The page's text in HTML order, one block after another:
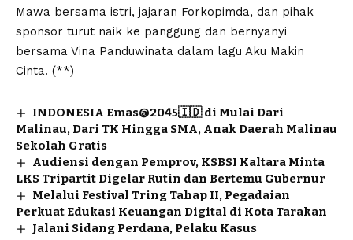
Mawa bersama istri, jajaran Forkopimda, dan pihak
sponsor turut naik ke panggung dan bernyanyi
bersama Vina Panduwinata dalam lagu Aku Makin
Cinta. (**)
INDONESIA Emas@2045🇮🇩 di Mulai Dari
Malinau, Dari TK Hingga SMA, Anak Daerah Malinau
Sekolah Gratis
Audiensi dengan Pemprov, KSBSI Kaltara Minta
LKS Tripartit Digelar Rutin dan Bertemu Gubernur
Melalui Festival Tring Tahap II, Pegadaian
Perkuat Edukasi Keuangan Digital di Kota Tarakan
Jalani Sidang Perdana, Pelaku Kasus